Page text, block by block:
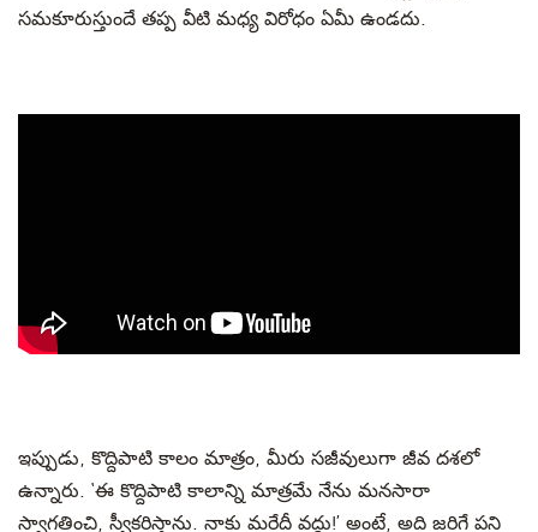
సమకూరుస్తుందే తప్ప వీటి మధ్య విరోధం ఏమీ ఉండదు.
ఇప్పుడు, కొద్దిపాటి కాలం మాత్రం, మీరు సజీవులుగా జీవ దశలో
ఉన్నారు. ‘ఈ కొద్దిపాటి కాలాన్ని మాత్రమే నేను మనసారా
స్వాగతించి, స్వీకరిస్తాను. నాకు మరేదీ వద్దు!’ అంటే, అది జరిగే పని